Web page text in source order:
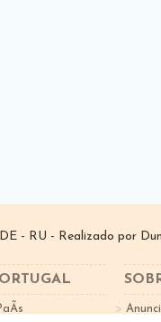
DE - RU - Realizado por